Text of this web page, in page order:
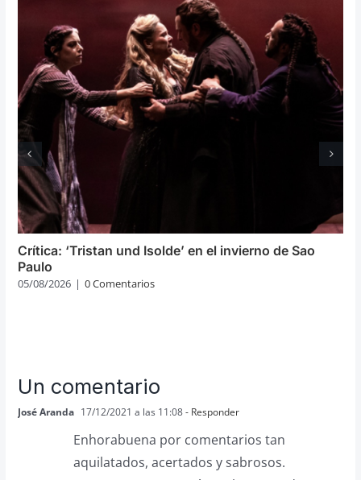
Crítica: ‘Tristan und Isolde’ en el invierno de Sao
Paulo
05/08/2026 | 0 Comentarios
Un comentario
José Aranda 17/12/2021 a las 11:08- Responder
Enhorabuena por comentarios tan
aquilatados, acertados y sabrosos.